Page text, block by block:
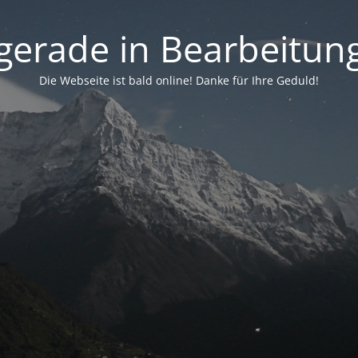
in
Die Webseite ist bald online! Danke für Ihre Geduld!